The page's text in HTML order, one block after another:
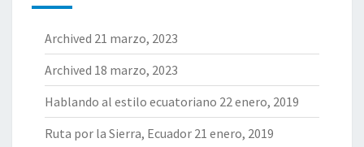
Archived 21 marzo, 2023
Archived 18 marzo, 2023
Hablando al estilo ecuatoriano 22 enero, 2019
Ruta por la Sierra, Ecuador 21 enero, 2019